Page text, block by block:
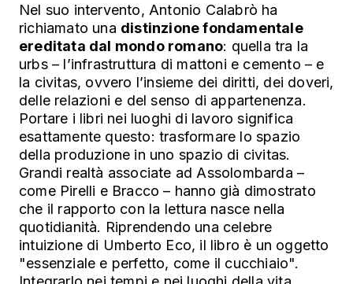
Nel suo intervento, Antonio Calabrò ha
richiamato una distinzione fondamentale
ereditata dal mondo romano: quella tra la
urbs – l’infrastruttura di mattoni e cemento – e
la civitas, ovvero l’insieme dei diritti, dei doveri,
delle relazioni e del senso di appartenenza.
Portare i libri nei luoghi di lavoro significa
esattamente questo: trasformare lo spazio
della produzione in uno spazio di civitas.
Grandi realtà associate ad Assolombarda –
come Pirelli e Bracco – hanno già dimostrato
che il rapporto con la lettura nasce nella
quotidianità. Riprendendo una celebre
intuizione di Umberto Eco, il libro è un oggetto
"essenziale e perfetto, come il cucchiaio".